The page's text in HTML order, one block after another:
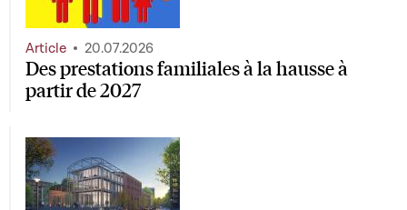
Des prestations familiales à la hausse à
partir de 2027
Article 20.07.2026